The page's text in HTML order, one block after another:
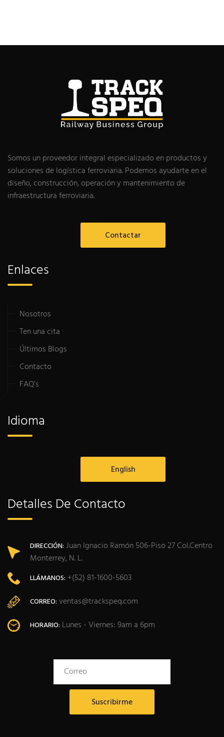
Somos un proveedor integral especializado en productos y
soluciones de logística ferroviaria. Podemos ayudarte en el
diseño, construcción, operación y mantenimiento de
infraestructura ferroviaria.
Contactar
Enlaces
Nosotros
Ten una cita
Últimos Blogs
Contacto
FAQ’s
Idioma
English
Detalles De Contacto
DIRECCIÓN: Juan Ignacio Ramón 506-Piso 27 Col.Centro
Monterrey, N. L.
LLÁMANOS: +(52) 81-1600-5603
CORREO: ventas@trackspeq.com
HORARIO: Lunes - Viernes: 9am a 6pm